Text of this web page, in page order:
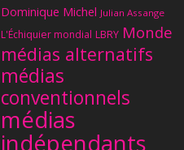
Dominique Michel Julian Assange
L'Échiquier mondial LBRY Monde
médias alternatifs
médias
conventionnels
médias
indépendants